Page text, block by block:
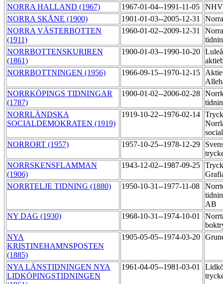
NORRA HALLAND (1967) 1967-01-04--1991-11-05
NORRA SKÅNE (1900)
1901-01-03--2005-12-31
NORRA VÄSTERBOTTEN
(1911)
1960-01-02--2009-12-31
NORRBOTTENSKURIREN
(1861)
1900-01-03--1990-10-20
NORRBOTTNINGEN (1956)
1966-09-15--1970-12-15
NORRKÖPINGS TIDNINGAR
(1787)
1900-01-02--2006-02-28
NORRLÄNDSKA
SOCIALDEMOKRATEN (1919)
1919-10-22--1976-02-14
NORRORT (1957)
1957-10-25--1978-12-29
NORRSKENSFLAMMAN
(1906)
1943-12-02--1987-09-25
NORRTELJE TIDNING (1880)
1950-10-31--1977-11-08
AB
NY DAG (1930)
1968-10-31--1974-10-01
NYA
KRISTINEHAMNSPOSTEN
(1885)
1905-05-05--1974-03-20
NYA LÄNSTIDNINGEN NYA
LIDKÖPINGSTIDNINGEN
1961-04-05--1981-03-01